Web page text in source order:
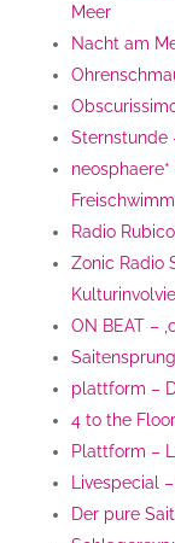
Meer
Nacht am
Sternstunde
Radio
Zonic Radio
ON BEAT –
plattform –
4 to the
Plattform –
Livespecial
Der pure